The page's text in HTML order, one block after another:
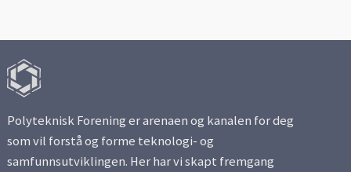
Polyteknisk Forening er arenaen og kanalen for deg
som vil forstå og forme teknologi- og
samfunnsutviklingen. Her har vi skapt fremgang